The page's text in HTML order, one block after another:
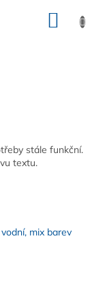
stále funkční.
textu.
mix barev